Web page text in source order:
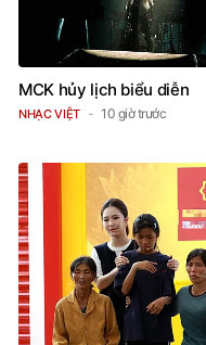
MCK hủy lịch biểu diễn
NHẠC VIỆT 10 giờ trước